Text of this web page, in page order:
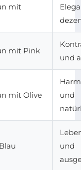
mit
mit Pink
und
mit Olive
und
und